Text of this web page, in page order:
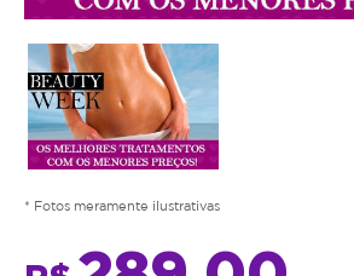
* Fotos meramente ilustrativas